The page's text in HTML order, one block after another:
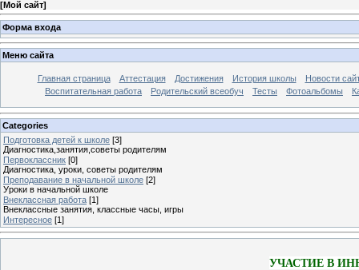
[Мой сайт]
Форма входа
Меню сайта
Главная страница Аттестация Достижения История школы
Новости
Воспитательная работа
Родительский всеобуч Тесты Фотоальбомы
Categories
Подготовка детей к школе [3]
Диагностика,занятия,советы родителям
Первоклассник [0]
Диагностика, уроки, советы родителям
Преподавание в начальной школе [2]
Уроки в начальной школе
Внеклассная работа [1]
Внеклассные занятия, классные часы, игры
Интересное [1]
УЧАСТИЕ В